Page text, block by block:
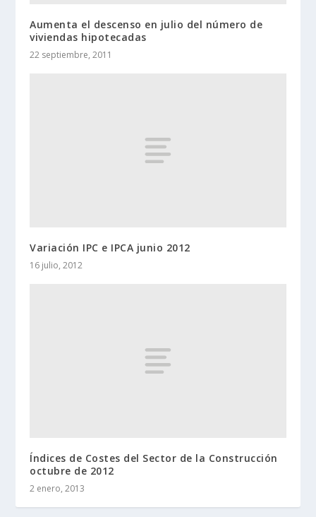
Aumenta el descenso en julio del número de
viviendas hipotecadas
22 septiembre, 2011
Variación IPC e IPCA junio 2012
16 julio, 2012
Índices de Costes del Sector de la Construcción
octubre de 2012
2 enero, 2013